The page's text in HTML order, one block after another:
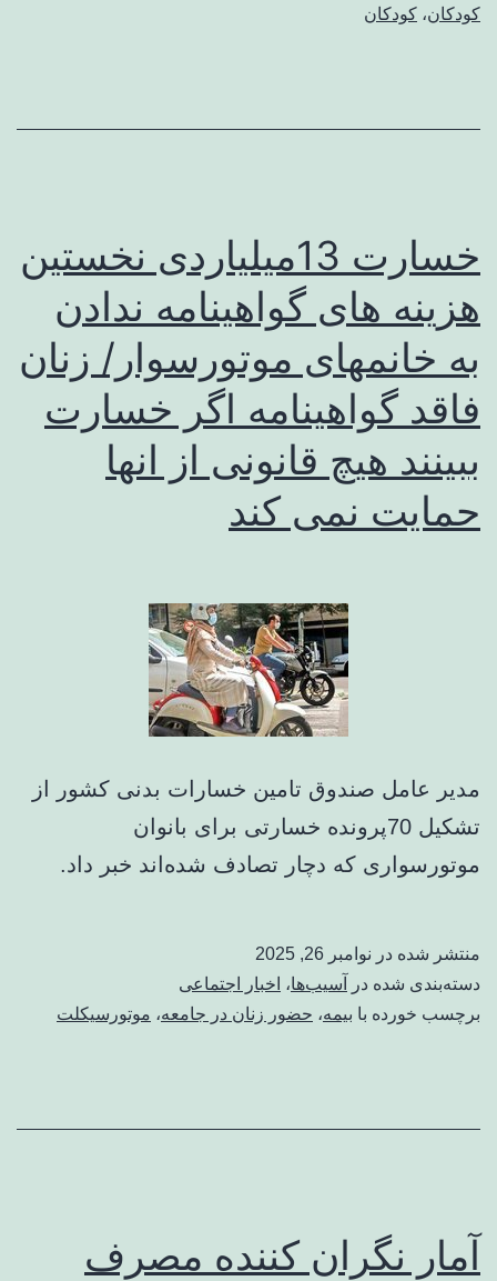
کودکان، کودکان
خسارت 13میلیاردی نخستین
هزینه های گواهینامه ندادن
به خانمهای موتورسوار/ زنان
فاقد گواهینامه اگر خسارت
ببینند هیچ قانونی از انها
حمایت نمی کند
مدیر عامل صندوق تامین خسارات بدنی کشور از
تشکیل 70پرونده خسارتی برای بانوان
موتورسواری که دچار تصادف شده‌اند خبر داد.‌
منتشر شده در نوامبر 26, 2025
دسته‌بندی شده در
آسیب‌ها، اخبار اجتماعی
برچسب خورده با بیمه، حضور زنان در جامعه، موتورسیکلت
آمار نگران کننده مصرف